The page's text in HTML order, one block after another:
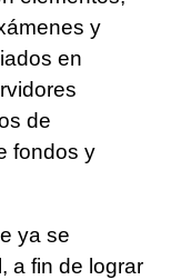
y
en
de
fondos y
ya se
a fin de lograr